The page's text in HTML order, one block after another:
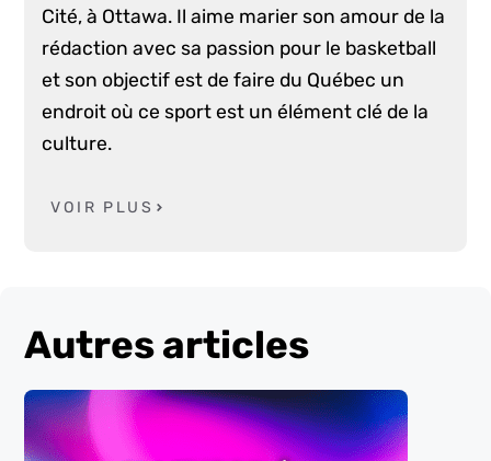
Cité, à Ottawa. Il aime marier son amour de la
rédaction avec sa passion pour le basketball
et son objectif est de faire du Québec un
endroit où ce sport est un élément clé de la
culture.
VOIR PLUS
Autres articles